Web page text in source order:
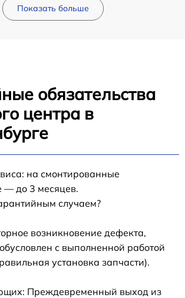
Показать больше
обязательства
центра в
на смонтированные
— до 3 месяцев.
случаем?
возникновение дефекта,
с выполненной работой
установка запчасти).
Преждевременный выход из